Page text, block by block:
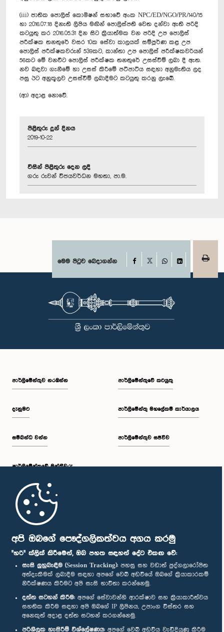
අපි ඔබගේ පෞද්ගලිකත්වය අගය කරමු
"හරි" ක්ලික් කිරීමෙන්, ඔබ පහත සඳහන් දේට එකඟ වේ:
සැසි ලුහුබැඳීම (Session Tracking): පහසු සහ වඩාත් පුද්ගලාරෝපිත
අත්දැකීමක් ලබාදීම සඳහා අපගේ වෙබ් අඩවියේ ඔබගේ ක්‍රියාකාරකම්
නිරීක්ෂණය කිරීමට අපි සැසි භාවිතා කරන්නෙමු.
දත්ත සටහන් කිරීම: අපගේ සේවාවන්හි ආරක්ෂාව සහ ක්‍රියාකාරීත්වය
සහතික කිරීම සඳහා අපි ඔබගේ IP ලිපිනය, උපාංග විස්තර සහ
අනෙකුත් අදාළ දත්ත සටහන් කරගන්නෙමු.
පරිශීලක හැසිරීම් විශ්ලේෂණය: අපගේ වෙබ් අඩවිය වැඩිදියුණු කිරීම
(iii) ජාතික පොලිස් කොමිෂන් සභාවේ අංක NPC/ED/NGO/PR/140/15
හා 2016.07.18 දිනැති ලිපිය මඟින් පොලිස්පති වෙත දන්වා ඇති පරිදි
කටයුතු කර 2016.05.31 දින සිට ක්‍රියාත්මක වන පරිදි උප පොලිස්
පරීක්ෂක තනතුරේ වසර 10ක සේවා කාලයක් සම්පූර්ණ කළ උප
පොලිස් පරීක්ෂකවරුන් 539කට, කාන්තා උප පොලිස් පරීක්ෂකවරියන්
56කට මේ වනවිට පොලිස් පරීක්ෂක තනතුරේ උසස්වීම් ලබා දී ඇත.
නව බඳවා ගැනීමේ හා උසස් කිරීමේ පටිපාටිය සඳහා අනුමැතිය ලද
පසු ඊට අනුකූලව උසස්වීම් ලබාදීමට කටයුතු කරනු ලැබේ.
(ආ) අදාළ නොවේ.
පිළිතුරු දුන් දිනය
2019-10-22
විසින් පිළිතුරු දෙන ලදී
ගරු රුවන් විජයවර්ධන මහතා, පා.ම.
මෙම පිටුව බෙදාගන්න Facebook
WhatsAppLinkedIn
පාර්ලි‌මේන්තුව නරඹන්න
දැනුමට
සම්බන්ධ වන්න
පාර්ලි‌මේන්තුවේ මන්ත්‍රීවරු
මුල් පිටුව
පාර්ලිමේන්තුවේ කටයුතු
පාර්ලිමේන්තු මහලේකම් කාර්යාලය
පාර්ලිමේන්තුව සජීවීව
පාර්ලිමේන්තු ජංගම යෙදුම
අප හා සම්බන්ධ වී සිටින්න :
සම්මාන